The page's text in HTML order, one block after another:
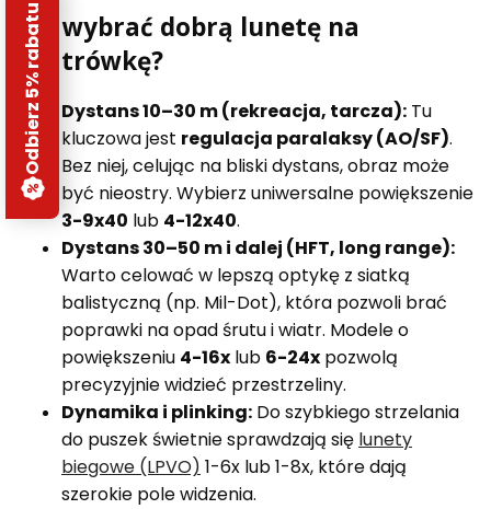
Jak wybrać dobrą lunetę na
wiatrówkę?
Dystans 10–30 m (rekreacja, tarcza): Tu
kluczowa jest regulacja paralaksy (AO/SF).
Bez niej, celując na bliski dystans, obraz może
być nieostry. Wybierz uniwersalne powiększenie
3-9x40 lub 4-12x40.
Dystans 30–50 m i dalej (HFT, long range):
Warto celować w lepszą optykę z siatką
balistyczną (np. Mil-Dot), która pozwoli brać
poprawki na opad śrutu i wiatr. Modele o
powiększeniu 4-16x lub 6-24x pozwolą
precyzyjnie widzieć przestrzeliny.
Dynamika i plinking: Do szybkiego strzelania
do puszek świetnie sprawdzają się lunety
biegowe (LPVO) 1-6x lub 1-8x, które dają
szerokie pole widzenia.
Odbierz 5% rabatu